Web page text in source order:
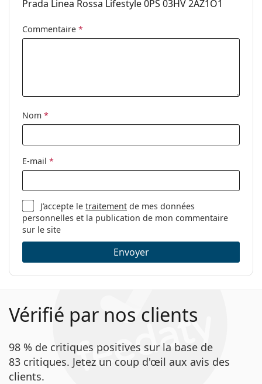
Prada Linea Rossa Lifestyle 0PS 03HV 2AZ1O1
Commentaire *
Nom *
E-mail *
J’accepte letraitement de mes données
personnelles et la publication de mon commentaire
sur le site
Envoyer
Vérifié par nos clients
98 % de critiques positives sur la base de
83 critiques. Jetez un coup d'œil aux avis des
clients.